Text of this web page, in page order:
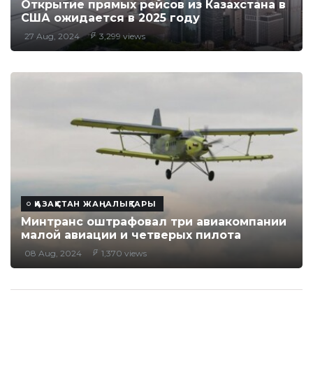
Открытие прямых рейсов из Казахстана в
США ожидается в 2025 году
27 Aug, 2024 3,299 views
ҚАЗАҚСТАН ЖАҢАЛЫҚТАРЫ
Минтранс оштрафовал три авиакомпании
малой авиации и четверых пилота
08 Aug, 2024 1,370 views